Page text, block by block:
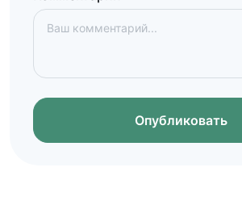
Опубликовать